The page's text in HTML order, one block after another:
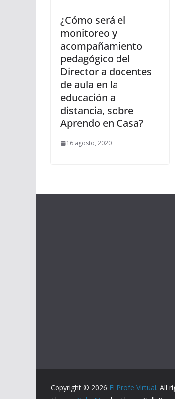
¿Cómo será el
monitoreo y
acompañamiento
pedagógico del
Director a docentes
de aula en la
educación a
distancia, sobre
Aprendo en Casa?
16 agosto, 2020
Copyright © 2026 El Profe Virtual. All